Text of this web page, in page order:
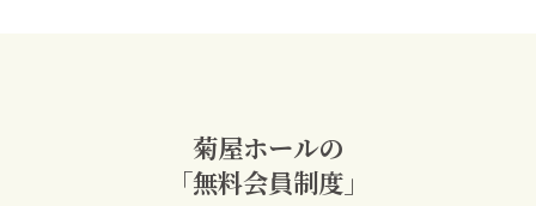
菊屋ホールの
「無料会員制度」